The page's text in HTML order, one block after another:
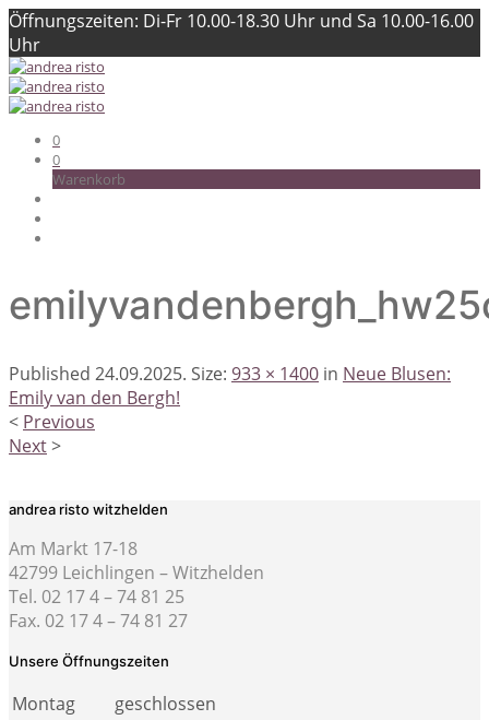
Öffnungszeiten: Di-Fr 10.00-18.30 Uhr und Sa 10.00-16.00
Uhr
0
0
Warenkorb
Published 24.09.2025. Size: 933 × 1400 in Neue Blusen:
Emily van den Bergh!
< Previous
Next>
andrea risto witzhelden
Am Markt 17-18
42799 Leichlingen – Witzhelden
Tel. 02 17 4 – 74 81 25
Fax. 02 17 4 – 74 81 27
Unsere Öffnungszeiten
Montag
geschlossen